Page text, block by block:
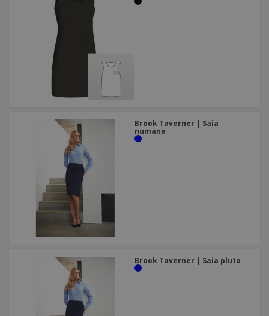
Brook Taverner | Saia
numana
Brook Taverner | Saia pluto